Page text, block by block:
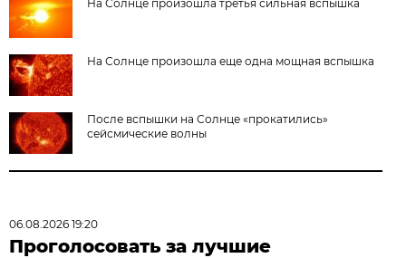
На Солнце произошла третья сильная вспышка
На Солнце произошла еще одна мощная вспышка
После вспышки на Солнце «прокатились»
сейсмические волны
06.08.2026 19:20
Проголосовать за лучшие